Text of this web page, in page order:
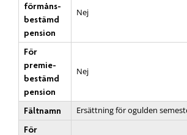
förmåns­
bestämd
pension
Nej
För
premie­
bestämd
pension
Nej
Fältnamn
Ersättning för ogulden
För